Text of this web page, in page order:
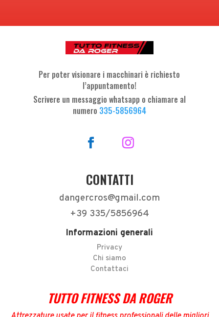
Per poter visionare i macchinari è richiesto
l’appuntamento!
Scrivere un messaggio whatsapp o chiamare al
numero 335-5856964
CONTATTI
dangercros@gmail.com
+39 335/5856964
Informazioni generali
Privacy
Chi siamo
Contattaci
TUTTO FITNESS DA ROGER